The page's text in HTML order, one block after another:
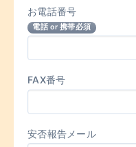
お電話番号
電話 or 携帯必須
FAX番号
安否報告メール